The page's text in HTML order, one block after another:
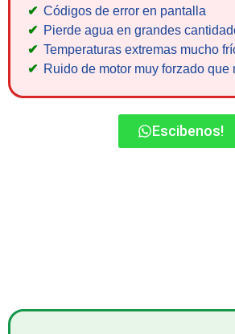
Códigos de error en pantalla
Pierde agua en grandes
Temperaturas extremas mucho
Ruido de motor muy forzado que
Escibenos!